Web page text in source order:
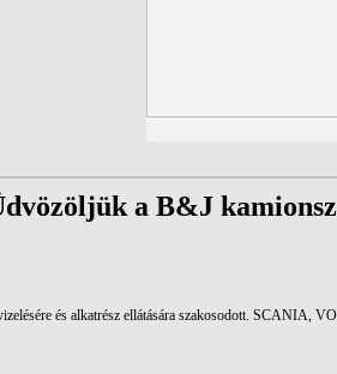
a B&J
és alkatrész ellátására szakosodott. SCANIA,